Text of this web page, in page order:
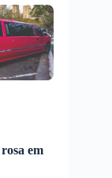
em